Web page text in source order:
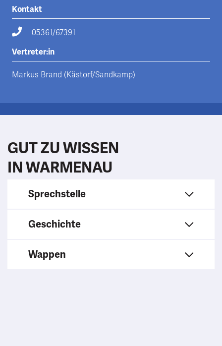
Kontakt
05361/67391
Vertreter:in
Markus Brand (Kästorf/Sandkamp)
GUT ZU WISSEN
IN WARMENAU
Sprechstelle
Geschichte
Wappen